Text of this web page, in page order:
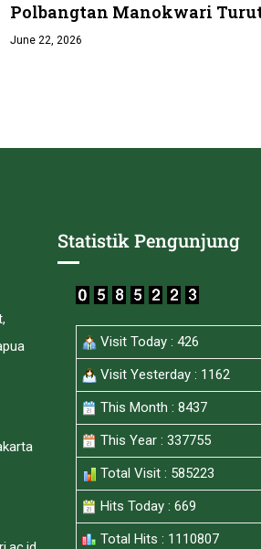
Polbangtan Manokwari
June 22, 2026
Statistik Pengunjung
Visit Today : 426
Visit Yesterday : 1162
This Month : 8437
This Year : 337755
Total Visit : 585223
Hits Today : 669
Total Hits : 1110807